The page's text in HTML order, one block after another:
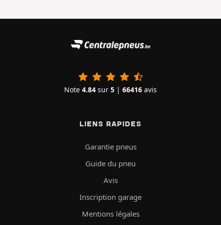
Note 4.84 sur 5 | 66416 avis
LIENS RAPIDES
Garantie pneus
Guide du pneu
Avis
Inscription garage
Mentions légales